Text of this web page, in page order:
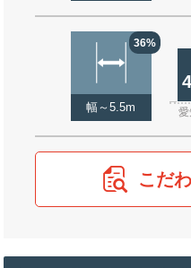
36%
幅～5.5m
こだ